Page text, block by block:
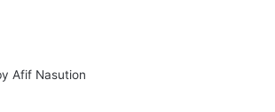
Afif Nasution